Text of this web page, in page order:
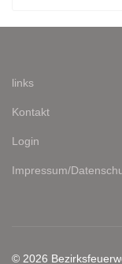
links
Kontakt
Login
Impressum/
© 2026